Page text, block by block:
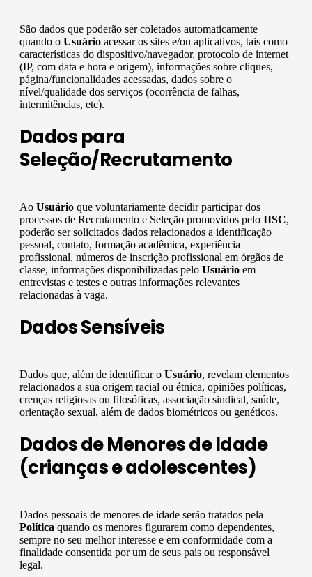
São dados que poderão ser coletados automaticamente
quando o Usuário acessar os sites e/ou aplicativos, tais como
características do dispositivo/navegador, protocolo de internet
(IP, com data e hora e origem), informações sobre cliques,
página/funcionalidades acessadas, dados sobre o
nível/qualidade dos serviços (ocorrência de falhas,
intermitências, etc).
Dados para
Seleção/Recrutamento
Ao Usuário que voluntariamente decidir participar dos
processos de Recrutamento e Seleção promovidos pelo IISC,
poderão ser solicitados dados relacionados a identificação
pessoal, contato, formação acadêmica, experiência
profissional, números de inscrição profissional em órgãos de
classe, informações disponibilizadas pelo Usuário em
entrevistas e testes e outras informações relevantes
relacionadas à vaga.
Dados Sensíveis
Dados que, além de identificar o Usuário, revelam elementos
relacionados a sua origem racial ou étnica, opiniões políticas,
crenças religiosas ou filosóficas, associação sindical, saúde,
orientação sexual, além de dados biométricos ou genéticos.
Dados de Menores de Idade
(crianças e adolescentes)
Dados pessoais de menores de idade serão tratados pela
Política quando os menores figurarem como dependentes,
sempre no seu melhor interesse e em conformidade com a
finalidade consentida por um de seus pais ou responsável
legal.